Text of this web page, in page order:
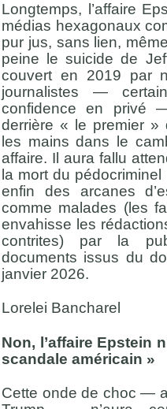
Longtemps, l’affaire
médias hexagonaux
pur jus, sans lien,
peine le suicide de
couvert en 2019 par
journalistes —
confidence en privé
derrière « le premier »
les mains dans le
affaire. Il aura fallu
la mort du
enfin des arcanes
comme malades (les
envahisse les
contrites) par la
documents issus du
janvier 2026.
Lorelei Bancharel
Non, l’affaire Epstein
scandale américain »
Cette onde de choc —